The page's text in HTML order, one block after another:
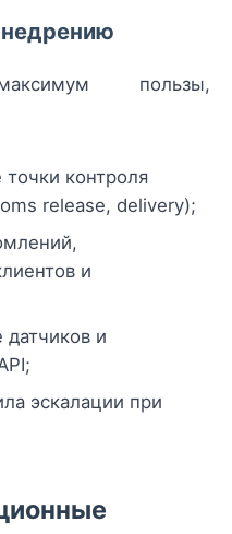
пользы,
контроля
release, delivery);
и
датчиков и
эскалации при